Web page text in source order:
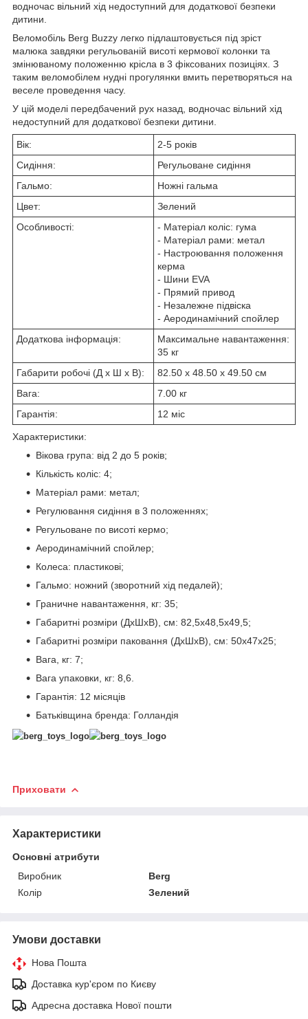
водночас вільний хід недоступний для додаткової безпеки
дитини.
Веломобіль Berg Buzzy легко підлаштовується під зріст
малюка завдяки регульованій висоті кермової колонки та
змінюваному положенню крісла в 3 фіксованих позиціях. З
таким веломобілем нудні прогулянки вмить перетворяться на
веселе проведення часу.
У цій моделі передбачений рух назад, водночас вільний хід
недоступний для додаткової безпеки дитини.
Вік:
2-5 років
Сидіння:
Регульоване сидіння
Гальмо:
Ножні гальма
Цвет:
Зелений
Особливості:
- Матеріал коліс: гума
- Матеріал рами: метал
- Настроювання положення
керма
- Шини EVA
- Прямий привод
- Незалежне підвіска
- Аеродинамічний спойлер
Додаткова інформація:
Максимальне навантаження:
35 кг
Габарити робочі (Д x Ш x В):
82.50 x 48.50 x 49.50 см
Вага:
7.00 кг
Гарантія:
12 міс
Характеристики:
Вікова група: від 2 до 5 років;
Кількість коліс: 4;
Матеріал рами: метал;
Регулювання сидіння в 3 положеннях;
Регульоване по висоті кермо;
Аеродинамічний спойлер;
Колеса: пластикові;
Гальмо: ножний (зворотний хід педалей);
Граничне навантаження, кг: 35;
Габаритні розміри (ДхШхВ), см: 82,5х48,5х49,5;
Габаритні розміри паковання (ДхШхВ), см: 50x47x25;
Вага, кг: 7;
Вага упаковки, кг: 8,6.
Гарантія: 12 місяців
Батьківщина бренда: Голландія
Приховати
Характеристики
Основні атрибути
Виробник
Berg
Колір
Зелений
Умови доставки
Нова Пошта
Доставка кур'єром по Києву
Адресна доставка Нової пошти